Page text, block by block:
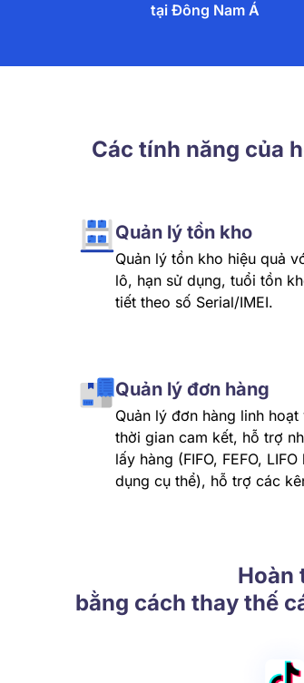
tại Đông Nam Á
Các tính năng của
Quản lý tồn kho
Quản lý tồn kho hiệu quả
lô, hạn sử dụng, tuổi tồn
tiết theo số Serial/IMEI.
Quản lý đơn hàng
Quản lý đơn hàng linh
thời gian cam kết, hỗ trợ
lấy hàng (FIFO, FEFO,
dụng cụ thể), hỗ trợ các
Hoàn
bằng cách thay thế